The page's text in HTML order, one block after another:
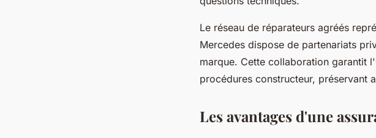
Le réseau de réparateurs agréés
Mercedes dispose de partenariats
marque. Cette collaboration garantit
procédures constructeur, préservant
Les avantages d'une